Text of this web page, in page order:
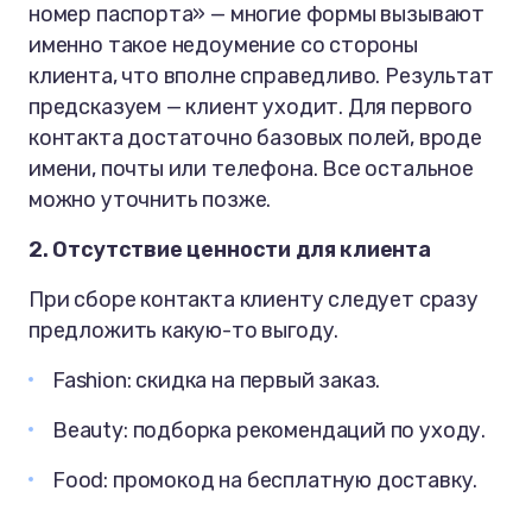
номер паспорта» — многие формы вызывают
именно такое недоумение со стороны
клиента, что вполне справедливо. Результат
предсказуем — клиент уходит. Для первого
контакта достаточно базовых полей, вроде
имени, почты или телефона. Все остальное
можно уточнить позже.
2. Отсутствие ценности для клиента
При сборе контакта клиенту следует сразу
предложить какую-то выгоду.
Fashion: скидка на первый заказ.
Beauty: подборка рекомендаций по уходу.
Food: промокод на бесплатную доставку.